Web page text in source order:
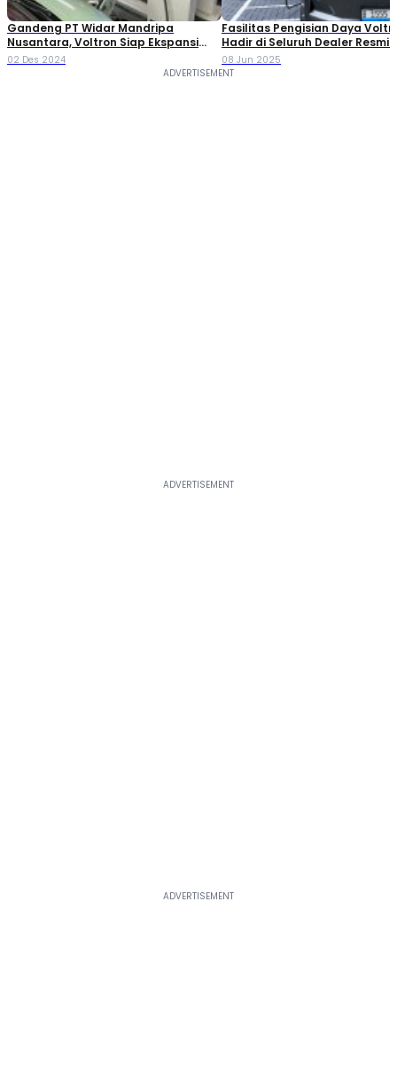
Gandeng PT Widar Mandripa
Nusantara, Voltron Siap Ekspansi
SPKLU di Lokasi Strategis
02 Des 2024
Fasilitas Pengisian Daya
Hadir di Seluruh Dealer Resmi
08 Jun 2025